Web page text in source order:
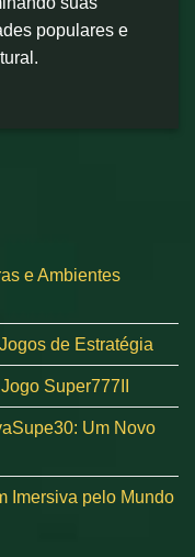
populares e
e Ambientes
de Estratégia
Super777II
Um Novo
Imersiva pelo Mundo